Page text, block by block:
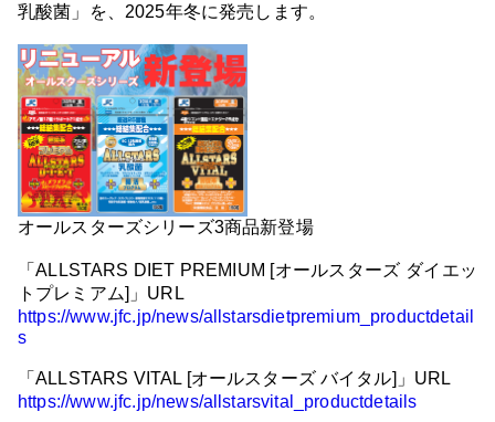
乳酸菌」を、2025年冬に発売します。
オールスターズシリーズ3商品新登場
「ALLSTARS DIET PREMIUM [オールスターズ ダイエッ
トプレミアム]」URL
https://www.jfc.jp/news/allstarsdietpremium_productdetail
s
「ALLSTARS VITAL [オールスターズ バイタル]」URL
https://www.jfc.jp/news/allstarsvital_productdetails